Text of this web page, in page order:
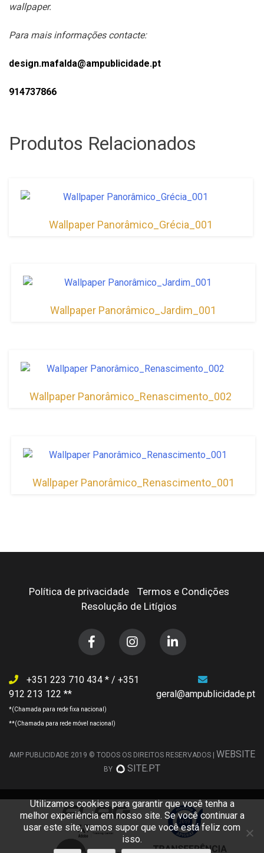
wallpaper.
Para mais informações contacte:
design.mafalda@ampublicidade.pt
914737866
Produtos Relacionados
Wallpaper Panorâmico_Grécia_001
Wallpaper Panorâmico_Jardim_001
Wallpaper Panorâmico_Renascimento_002
Wallpaper Panorâmico_Renascimento_001
Política de privacidade
Termos e Condições
Resolução de Litígios
+351 223 710 434 / +351
912 213 122
geral@ampublicidade.pt
AMP PUBLICIDADE 2019 © TODOS OS DIREITOS RESERVADOS | WEBSITE
BY SITE.PT
Utilizamos cookies para garantir que você tenha a
melhor experiência em nosso site. Se você continuar a
usar este site, vamos supor que você está feliz com
isso.